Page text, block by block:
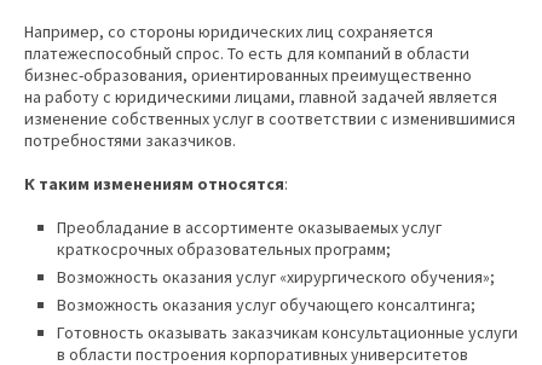
Например, со стороны юридических лиц сохраняется
платежеспособный спрос. То есть для компаний в области
бизнес-образования, ориентированных преимущественно
на работу с юридическими лицами, главной задачей является
изменение собственных услуг в соответствии с изменившимися
потребностями заказчиков.
К таким изменениям относятся:
Преобладание в ассортименте оказываемых услуг
краткосрочных образовательных программ;
Возможность оказания услуг «хирургического обучения»;
Возможность оказания услуг обучающего консалтинга;
Готовность оказывать заказчикам консультационные услуги
в области построения корпоративных университетов